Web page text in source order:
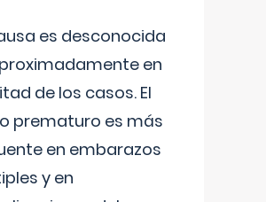
es desconocida
en
de los casos. El
prematuro es más
en embarazos
y en